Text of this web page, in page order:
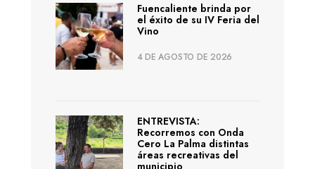
Fuencaliente brinda por
el éxito de su IV Feria del
Vino
4 DE AGOSTO DE 2026
ENTREVISTA:
Recorremos con Onda
Cero La Palma distintas
áreas recreativas del
municipio